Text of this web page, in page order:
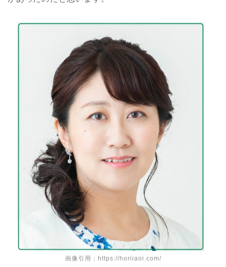
画像引用：https://horiiaoi.com/